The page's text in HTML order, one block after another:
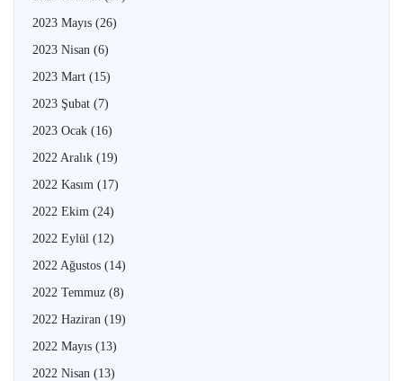
2023 Mayıs (26)
2023 Nisan (6)
2023 Mart (15)
2023 Şubat (7)
2023 Ocak (16)
2022 Aralık (19)
2022 Kasım (17)
2022 Ekim (24)
2022 Eylül (12)
2022 Ağustos (14)
2022 Temmuz (8)
2022 Haziran (19)
2022 Mayıs (13)
2022 Nisan (13)